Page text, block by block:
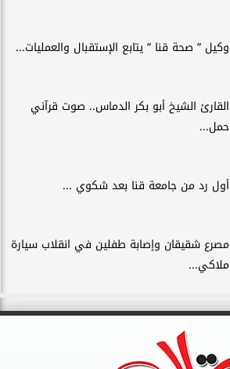
وكيل ” صحة قنا ” يتابع الإستقبال والعمليات...
القارئ الشيخ أبو بكر الدماس.. صوت قرآني
حمل...
أول رد من جامعة قنا بعد شكوي ...
مصرع شقيقان وإصابة طفلين في انقلاب سيارة
ملاكي...